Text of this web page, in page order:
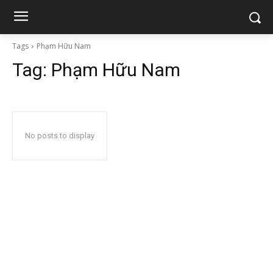
Tags Phạm Hữu Nam
Tag: Phạm Hữu Nam
No posts to display